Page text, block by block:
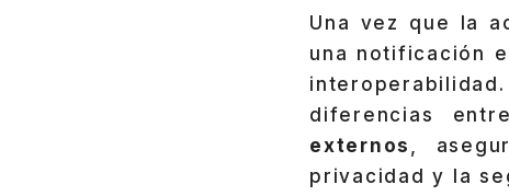
Una vez que la
una notificación
diferencias
externos ,
privacidad y la